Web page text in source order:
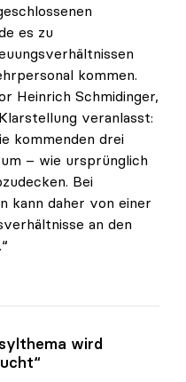
es zu
kommen.
Heinrich Schmidinger,
veranlasst:
kommenden drei
– wie ursprünglich
Bei
kann daher von einer
an den
wird